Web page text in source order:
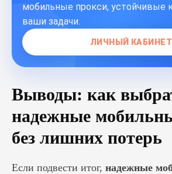
мобильные прокси, устойчивые
ваши задачи.
ЛИЧНЫЙ КАБИНЕТ
Выводы: как
надежные
без лишних потерь
Если подвести итог, надежные